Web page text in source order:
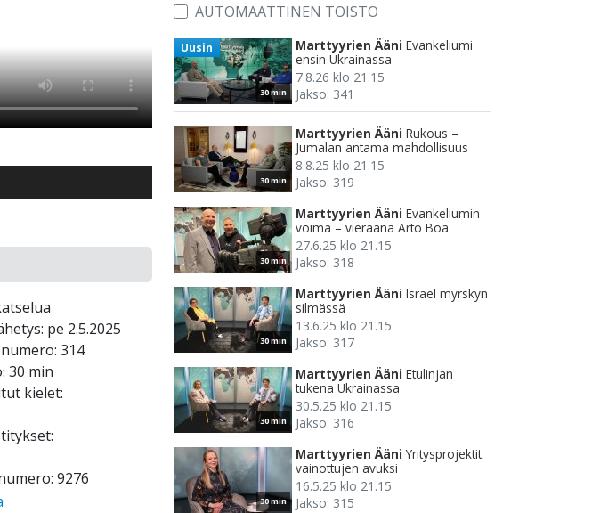
pe 2.5.2025
314
30 min
kielet:
9276
AUTOMAATTINEN TOISTO
30 min
Uusin Marttyyrien Ääni Evankeliumi
ensin Ukrainassa
7.8.26 klo 21.15
Jakso: 341
30 min
Marttyyrien Ääni Rukous –
Jumalan antama mahdollisuus
8.8.25 klo 21.15
Jakso: 319
30 min
Marttyyrien Ääni Evankeliumin
voima – vieraana Arto Boa
27.6.25 klo 21.15
Jakso: 318
30 min
Marttyyrien Ääni Israel myrskyn
silmässä
13.6.25 klo 21.15
Jakso: 317
30 min
Marttyyrien Ääni Etulinjan
tukena Ukrainassa
30.5.25 klo 21.15
Jakso: 316
30 min
Marttyyrien Ääni Yritysprojektit
vainottujen avuksi
16.5.25 klo 21.15
Jakso: 315